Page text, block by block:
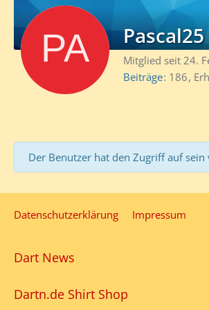
Pascal25
Mitglied seit 24.
Beiträge 186
Der Benutzer hat den Zugriff auf
Datenschutzerklärung Impressum
Dart News
Dartn.de Shirt Shop